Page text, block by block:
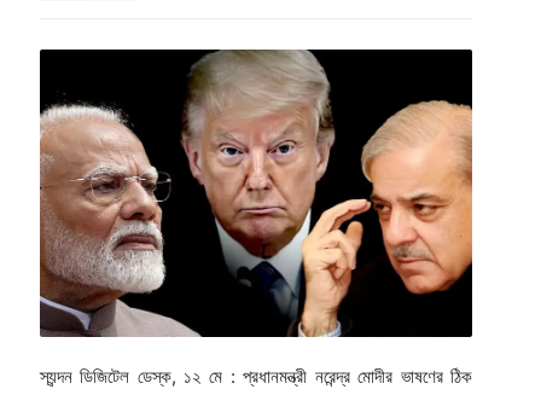
স্যন্দন ডিজিটেল ডেস্ক, ১২ মে : প্রধানমন্ত্রী নরেন্দ্র মোদীর ভাষণের ঠিক